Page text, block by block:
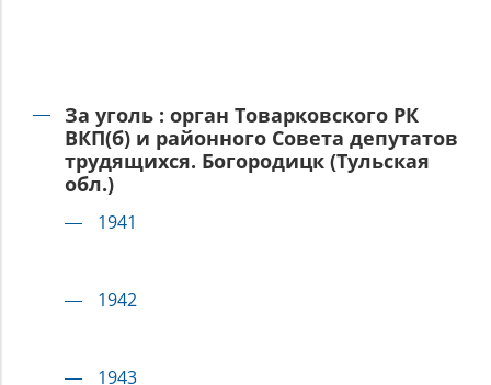
За уголь : орган Товарковского РК
ВКП(б) и районного Совета депутатов
трудящихся. Богородицк (Тульская
обл.)
1941
1942
1943